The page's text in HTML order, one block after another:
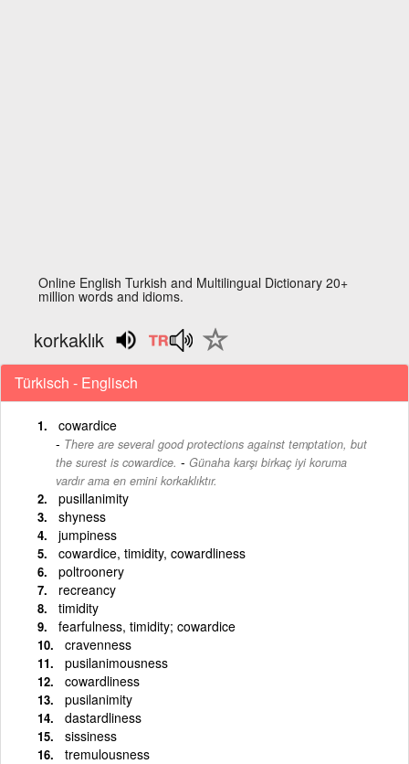
Online English Turkish and Multilingual Dictionary 20+
million words and idioms.
korkaklık
Türkisch - Englisch
cowardice
There are several good protections against temptation, but
the surest is cowardice. - Günaha karşı birkaç iyi koruma
vardır ama en emini korkaklıktır.
pusillanimity
shyness
jumpiness
cowardice, timidity, cowardliness
poltroonery
recreancy
timidity
fearfulness, timidity; cowardice
cravenness
pusilanimousness
cowardliness
pusilanimity
dastardliness
sissiness
tremulousness